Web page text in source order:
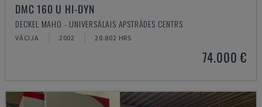
DMC 160 U HI-DYN
DECKEL MAHO - UNIVERSĀLAIS APSTRĀDES CENTRS
VĀCIJA 2002 20.802 HRS
74.000 €